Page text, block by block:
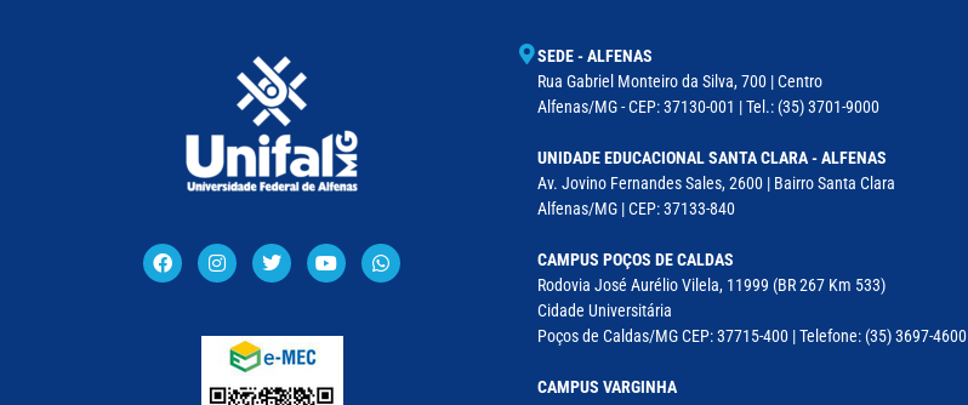
SEDE - ALFENAS
Rua Gabriel Monteiro da Silva, 700 | Centro
Alfenas/MG - CEP: 37130-001 | Tel.: (35) 3701-9000
UNIDADE EDUCACIONAL SANTA CLARA - ALFENAS
Av. Jovino Fernandes Sales, 2600 | Bairro Santa Clara
Alfenas/MG | CEP: 37133-840
CAMPUS POÇOS DE CALDAS
Rodovia José Aurélio Vilela, 11999 (BR 267 Km 533)
Cidade Universitária
Poços de Caldas/MG CEP: 37715-400 | Telefone: (35) 3697-4600
CAMPUS VARGINHA